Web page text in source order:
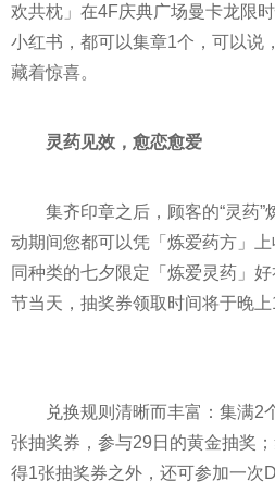
欢共枕」在4F庆典广场曼卡龙限
小红书，都可以集章1个，可以说
藏着惊喜。
灵药见效，愈恋愈爱
集齐印章之后，顾客的“灵药
动期间您都可以凭「炼爱药方」
同种类的七夕限定「炼爱灵药」
节当天，抽奖券领取时间将于晚上
兑换规则清晰而丰富：集满2
张抽奖券，参与29日的黄金抽奖
得1张抽奖券之外，还可参加一次